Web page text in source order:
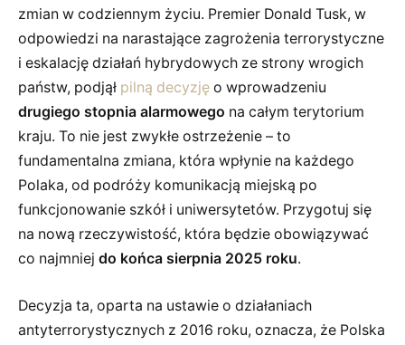
zmian w codziennym życiu. Premier Donald Tusk, w
odpowiedzi na narastające zagrożenia terrorystyczne
i eskalację działań hybrydowych ze strony wrogich
państw, podjął pilną decyzję o wprowadzeniu
drugiego stopnia alarmowego na całym terytorium
kraju. To nie jest zwykłe ostrzeżenie – to
fundamentalna zmiana, która wpłynie na każdego
Polaka, od podróży komunikacją miejską po
funkcjonowanie szkół i uniwersytetów. Przygotuj się
na nową rzeczywistość, która będzie obowiązywać
co najmniej do końca sierpnia 2025 roku.
Decyzja ta, oparta na ustawie o działaniach
antyterrorystycznych z 2016 roku, oznacza, że Polska